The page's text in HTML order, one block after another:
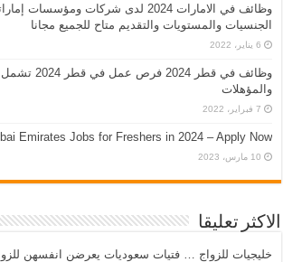
وظائف في الامارات 2024 لدى شركات
الجنسيات والمستويات والتقديم متاح للجميع مجانا
6 يناير، 2022
وظائف في قطر
والمؤهلات
7 فبراير، 2022
Emirates Jobs for Freshers in 2024 – Apply Now
10 مارس، 2023
الاكثر تعليقا
خليجيات للزواج … فتيات سعوديات يعرضن انفسهن